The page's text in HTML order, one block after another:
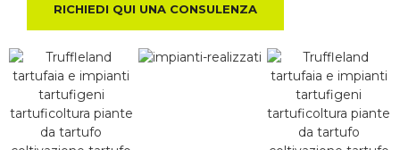
RICHIEDI QUI UNA CONSULENZA